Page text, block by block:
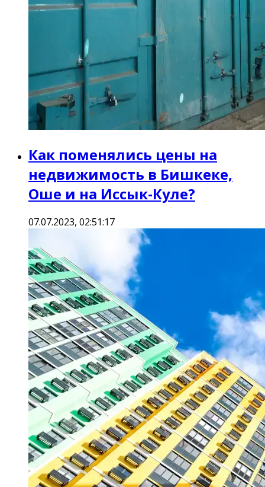
Как поменялись цены на
недвижимость в Бишкеке,
Оше и на Иссык-Куле?
07.07.2023, 02:51:17